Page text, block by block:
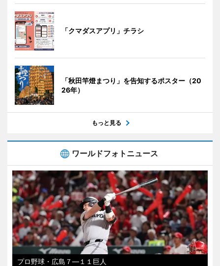
「クマダスアプリ」チラシ
「秋田竿燈まつり」を告知するポスター（20
26年）
もっと見る
ワールドフォトニュース
プロ野球・広島７―１１巨人